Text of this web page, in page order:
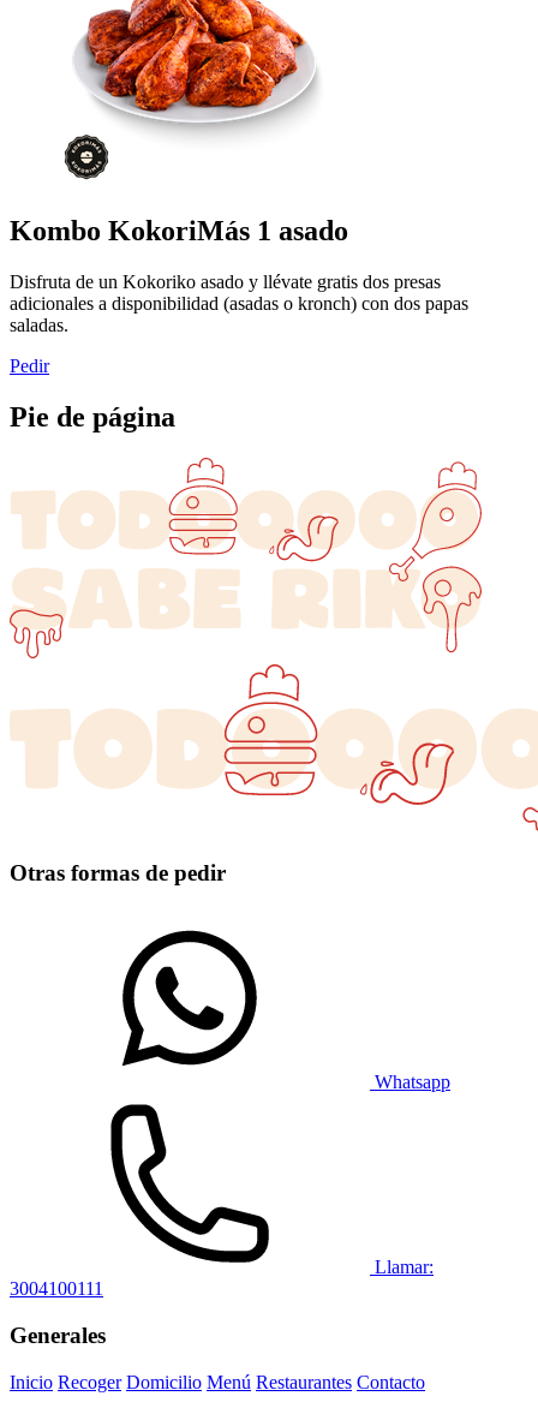
Kombo KokoriMás 1 asado
Disfruta de un Kokoriko asado y llévate gratis dos presas
adicionales a disponibilidad (asadas o kronch) con dos papas
saladas.
Pedir
Pie de página
Otras formas de pedir
Whatsapp
Llamar:
3004100111
Generales
Inicio Recoger Domicilio Menú Restaurantes Contacto